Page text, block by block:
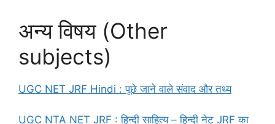
अन्य विषय (Other
subjects)
UGC NET JRF Hindi : पूछे जाने वाले संवाद और तथ्य
UGC NTA NET JRF : हिन्दी साहित्य – हिन्दी नेट JRF का